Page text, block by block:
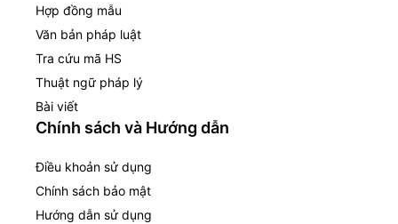
Hợp đồng mẫu
Văn bản pháp luật
Tra cứu mã HS
Thuật ngữ pháp lý
Bài viết
Chính sách và Hướng dẫn
Điều khoản sử dụng
Chính sách bảo mật
Hướng dẫn sử dụng